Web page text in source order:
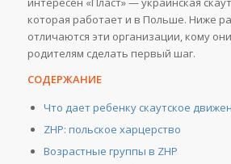
которая работает и в Польше. Ниже
отличаются эти организации, кому
родителям сделать первый шаг.
СОДЕРЖАНИЕ
Что дает ребенку скаутское
ZHP: польское харцерство
Возрастные группы в ZHP